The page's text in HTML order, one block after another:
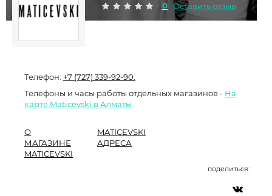
0 Оставить отзыв
Телефон: +7 (727) 339-92-90.
Телефоны и часы работы отдельных магазинов - На
карте Maticevski в Алматы
О
МАГАЗИНЕ
MATICEVSKI
MATICEVSKI
АДРЕСА
поделиться: